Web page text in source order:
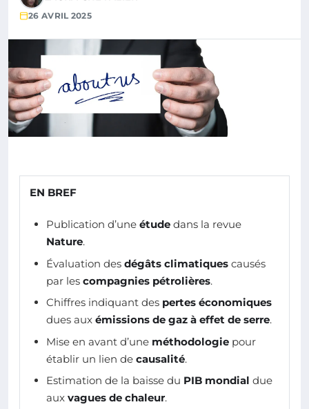
26 AVRIL 2025
EN BREF
Publication d’une étude dans la revue
Nature.
Évaluation des dégâts climatiques causés
par les compagnies pétrolières.
Chiffres indiquant des pertes économiques
dues aux émissions de gaz à effet de serre.
Mise en avant d’une méthodologie pour
établir un lien de causalité.
Estimation de la baisse du PIB mondial due
aux vagues de chaleur.